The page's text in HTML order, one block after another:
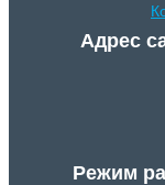
Адрес
Режим